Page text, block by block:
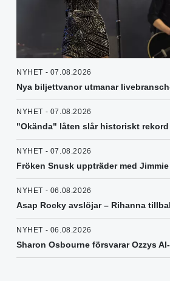
NYHET - 07.08.2026
Nya biljettvanor utmanar
NYHET - 07.08.2026
"Okända" låten slår historiskt rekord
NYHET - 07.08.2026
Fröken Snusk uppträder med
NYHET - 06.08.2026
Asap Rocky avslöjar – Rihanna
NYHET - 06.08.2026
Sharon Osbourne försvarar Ozzys